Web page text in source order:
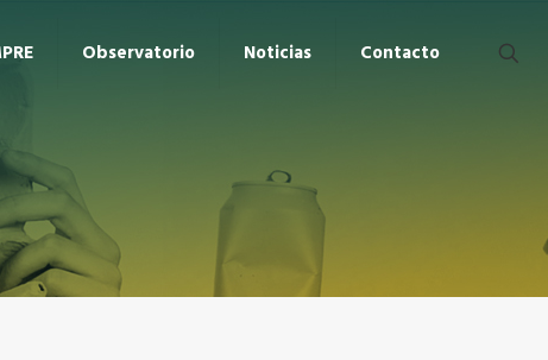
Observatorio Noticias Contacto